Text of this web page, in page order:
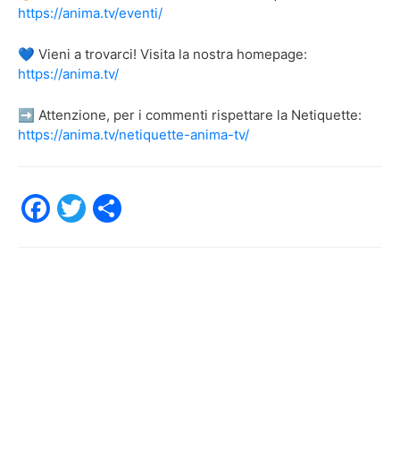
https://anima.tv/eventi/
💙 Vieni a trovarci! Visita la nostra homepage:
https://anima.tv/
➡️ Attenzione, per i commenti rispettare la Netiquette:
https://anima.tv/netiquette-anima-tv/
F
T